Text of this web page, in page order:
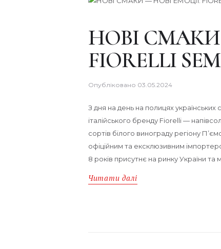
НОВІ СМАКИ
FIORELLI
Опубліковано 03.05.2024
З дня на день на полицях українських
італійського бренду Fiorelli —
сортів білого винограду регіону
офіційним та ексклюзивним
8 років присутнє на ринку України та
Читати далі